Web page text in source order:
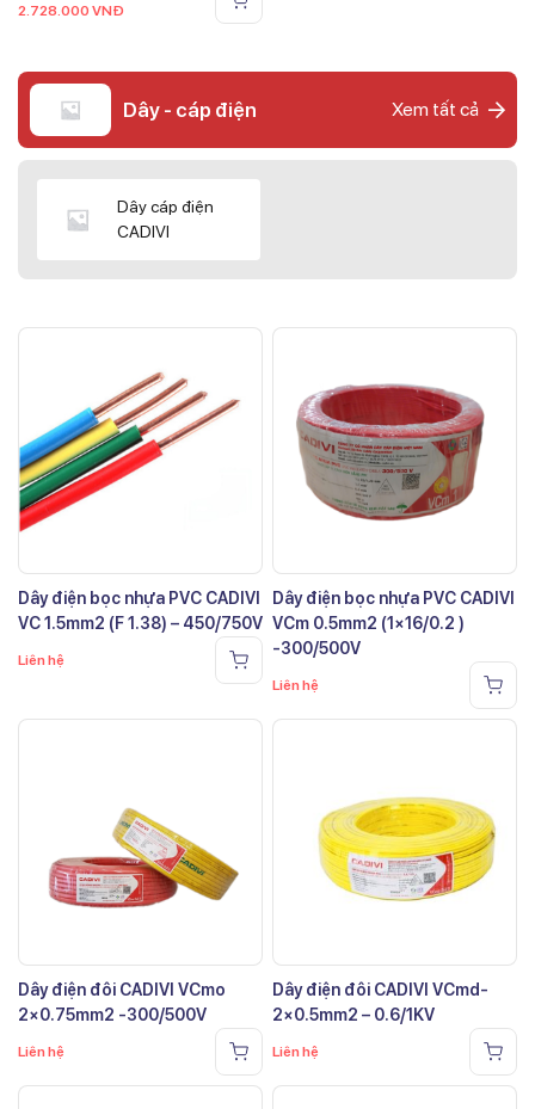
2.728.000 VNĐ
Dây - cáp điện Xem tất cả
Dây cáp điện
CADIVI
Dây điện bọc nhựa PVC CADIVI
VC 1.5mm2 (F 1.38) – 450/750V
Liên hệ
Dây điện bọc nhựa PVC CADIVI
VCm 0.5mm2 (1×16/0.2 )
-300/500V
Liên hệ
Dây điện đôi CADIVI VCmo
2×0.75mm2 -300/500V
Liên hệ
Dây điện đôi CADIVI VCmd-
2×0.5mm2 – 0.6/1KV
Liên hệ